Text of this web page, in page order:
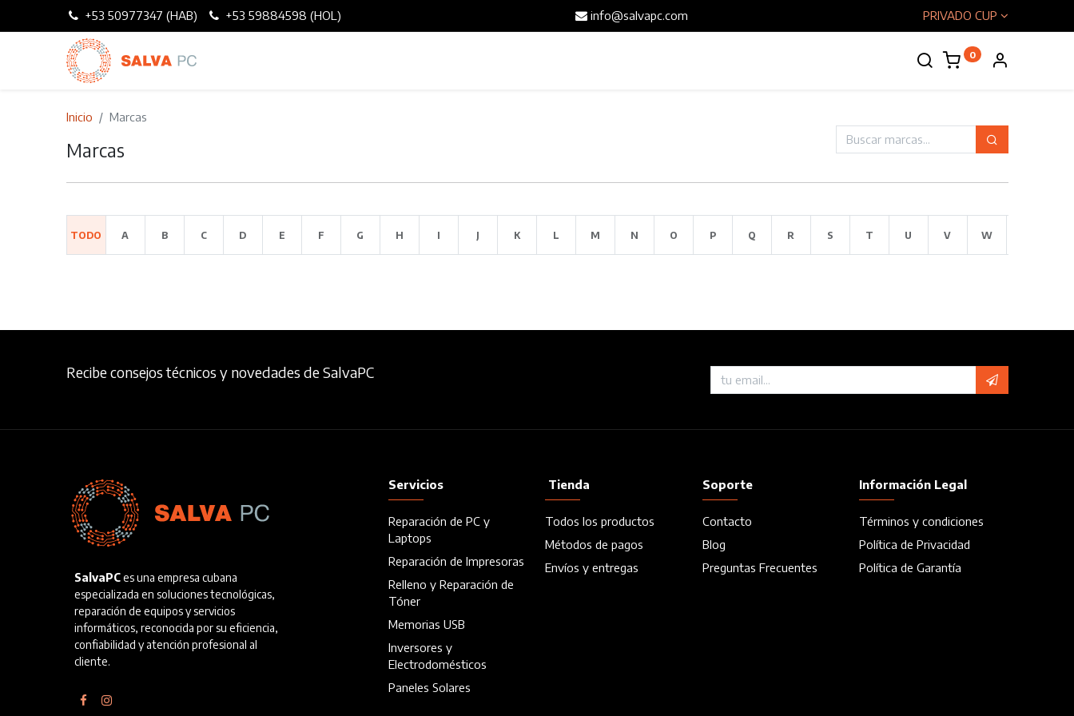
+53 50977347 (HAB) +53 59884598 (HOL) info@salvapc.com PRIVADO CUP
0
Inicio Marcas
Marcas
TODO A B C D E F G H I J K L M N O P Q R S T U V W
Recibe consejos técnicos y novedades de SalvaPC
SalvaPCes una empresa cubana
especializada en soluciones tecnológicas,
reparación de equipos y servicios
informáticos, reconocida por su eficiencia,
confiabilidad y atención profesional al
cliente.
Información Legal
Términos y condiciones
Política de Privacidad
Política de Garantía
Soporte
Contacto
Blog
Preguntas Frecuentes
Tienda
Todos los productos
Métodos de pagos
Envíos y entregas
Servicios
Reparación de PC y
Laptops
Reparación de Impresoras
Relleno y Reparación de
Tóner
Memorias USB
Inversores y
Electrodomésticos
Paneles Solares